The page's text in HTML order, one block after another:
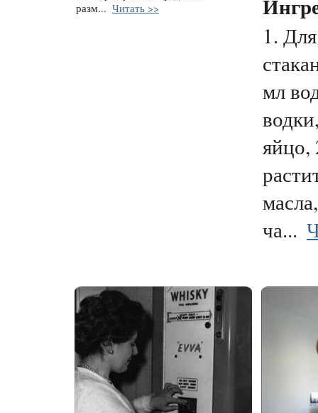
разм... Читать >>
1.
мл
яйцо,
ча...